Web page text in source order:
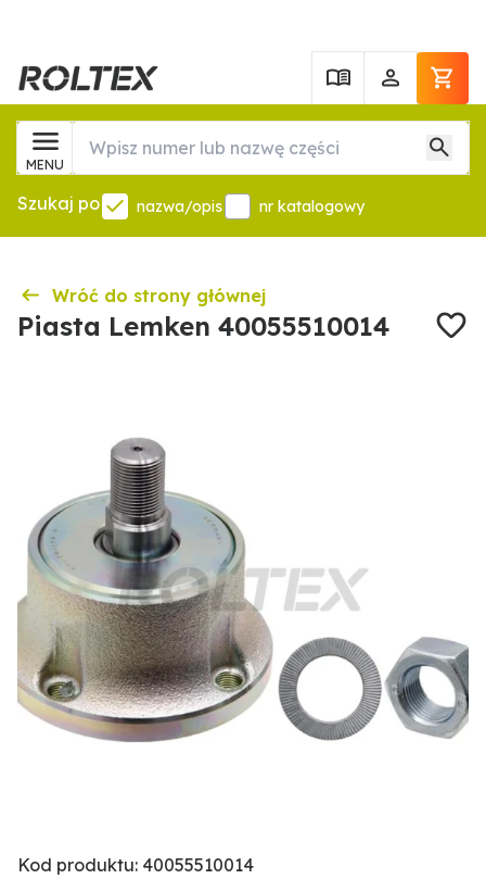
MENU
Szukaj po nazwa/opis nr katalogowy
Wróć do strony głównej
Piasta Lemken 40055510014
Kod produktu: 40055510014